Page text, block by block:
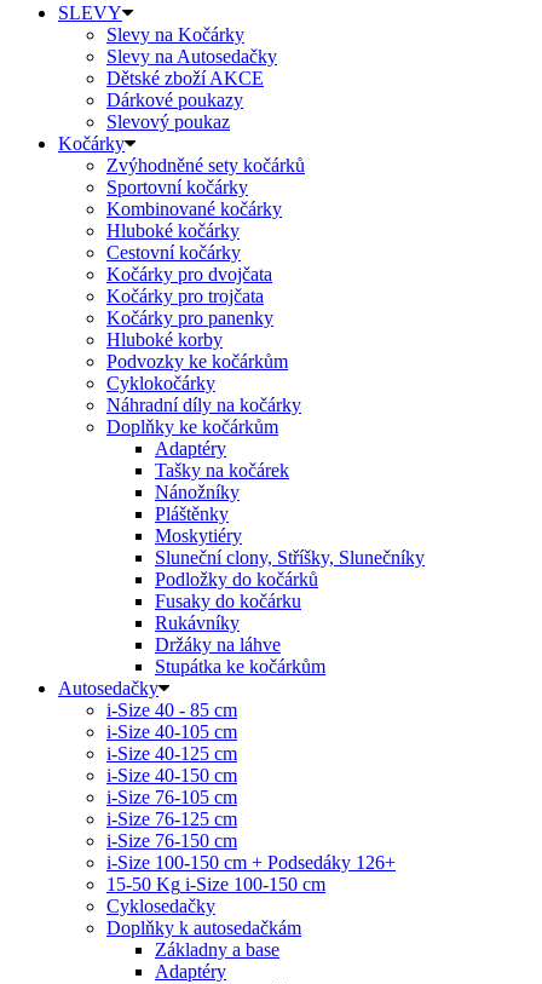
SLEVY
Slevy na Kočárky
Slevy na Autosedačky
Dětské zboží AKCE
Dárkové poukazy
Slevový poukaz
Kočárky
Zvýhodněné sety kočárků
Sportovní kočárky
Kombinované kočárky
Hluboké kočárky
Cestovní kočárky
Kočárky pro dvojčata
Kočárky pro trojčata
Kočárky pro panenky
Hluboké korby
Podvozky ke kočárkům
Cyklokočárky
Náhradní díly na kočárky
Doplňky ke kočárkům
Adaptéry
Tašky na kočárek
Nánožníky
Pláštěnky
Moskytiéry
Sluneční clony, Stříšky, Slunečníky
Podložky do kočárků
Fusaky do kočárku
Rukávníky
Držáky na láhve
Stupátka ke kočárkům
Autosedačky
i-Size 40 - 85 cm
i-Size 40-105 cm
i-Size 40-125 cm
i-Size 40-150 cm
i-Size 76-105 cm
i-Size 76-125 cm
i-Size 76-150 cm
i-Size 100-150 cm + Podsedáky 126+
15-50 Kg i-Size 100-150 cm
Cyklosedačky
Doplňky k autosedačkám
Základny a base
Adaptéry